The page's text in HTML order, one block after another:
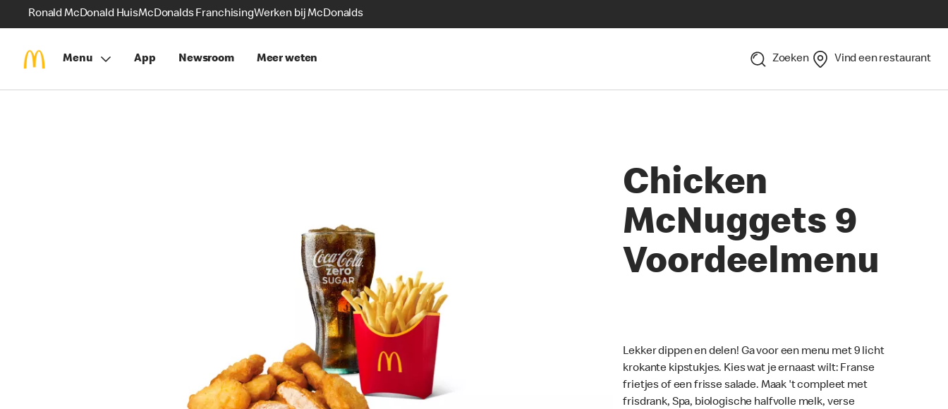
Ronald McDonald HuisMcDonalds FranchisingWerken bij McDonalds
Menu App Newsroom Meer weten Zoeken Vind een restaurant
Chicken
McNuggets 9
Voordeelmenu
Lekker dippen en delen! Ga voor een menu met 9 licht
krokante kipstukjes. Kies wat je ernaast wilt: Franse
frietjes of een frisse salade. Maak 't compleet met
frisdrank, Spa, biologische halfvolle melk, verse